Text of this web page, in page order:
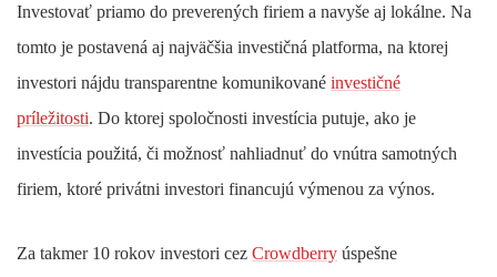
Investovať priamo do preverených firiem a navyše aj lokálne. Na
tomto je postavená aj najväčšia investičná platforma, na ktorej
investori nájdu transparentne komunikované investičné
príležitosti. Do ktorej spoločnosti investícia putuje, ako je
investícia použitá, či možnosť nahliadnuť do vnútra samotných
firiem, ktoré privátni investori financujú výmenou za výnos.
Za takmer 10 rokov investori cez Crowdberry úspešne